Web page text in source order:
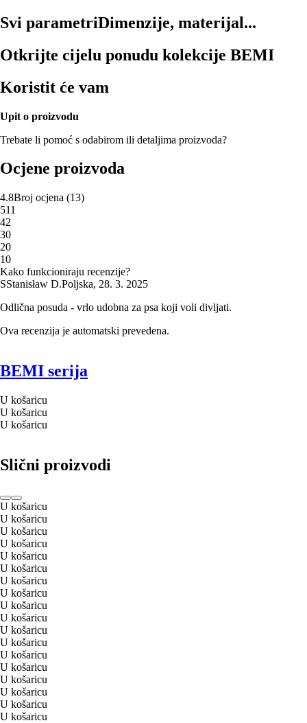
Svi parametriDimenzije, materijal...
Otkrijte cijelu ponudu kolekcije BEMI
Koristit će vam
Upit o proizvodu
Trebate li pomoć s odabirom ili detaljima proizvoda?
Ocjene proizvoda
4.8Broj ocjena (13)
511
42
30
20
10
Kako funkcioniraju recenzije?
SStanisław D.Poljska, 28. 3. 2025
Odlična posuda - vrlo udobna za psa koji voli divljati.
Ova recenzija je automatski prevedena.
BEMI serija
U košaricu
U košaricu
U košaricu
Slični proizvodi
U košaricu
U košaricu
U košaricu
U košaricu
U košaricu
U košaricu
U košaricu
U košaricu
U košaricu
U košaricu
U košaricu
U košaricu
U košaricu
U košaricu
U košaricu
U košaricu
U košaricu
U košaricu